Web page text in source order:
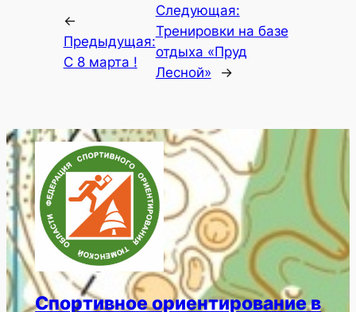
←
Предыдущая:
С 8 марта !
Следующая:
Тренировки на базе
отдыха «Пруд
Лесной»
→
Спортивное ориентирование в